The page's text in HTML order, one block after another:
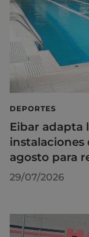
DEPORTES
Eibar adapta
instalaciones
agosto para
29/07/2026